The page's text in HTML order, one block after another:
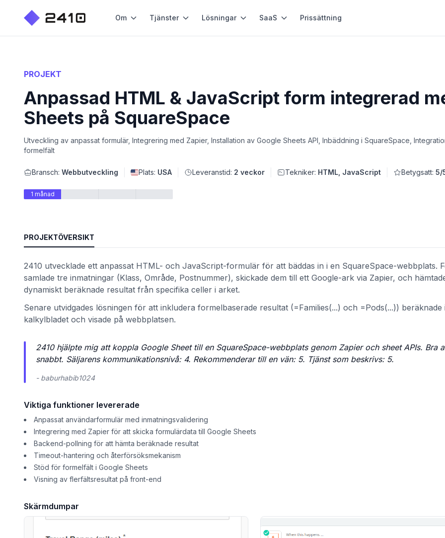
Om Tjänster Lösningar SaaS Prissättning
PROJEKT
Anpassad HTML & JavaScript form integrerad
Sheets på SquareSpace
Utveckling av anpassat formulär, Integrering med Zapier, Installation av Google Sheets API, Inbäddning i SquareSpace,
formelfält
Bransch: Webbutveckling Plats: USA Leveranstid: 2 veckor Tekniker: HTML, JavaScript Betygsatt: 5/
1 månad
PROJEKTÖVERSIKT
2410 utvecklade ett anpassat HTML- och JavaScript-formulär för att bäddas in i en SquareSpace-webbplats.
samlade tre inmatningar (Klass, Område, Postnummer), skickade dem till ett Google-ark via Zapier, och
dynamiskt beräknade resultat från specifika celler i arket.
Senare utvidgades lösningen för att inkludera formelbaserade resultat (=Families(...) och =Pods(...)) beräknade i
kalkylbladet och visade på webbplatsen.
2410 hjälpte mig att koppla Google Sheet till en SquareSpace-webbplats genom Zapier och sheet APIs. Bra
snabbt. Säljarens kommunikationsnivå: 4. Rekommenderar till en vän: 5. Tjänst som beskrivs: 5.
- baburhabib1024
Viktiga funktioner levererade
Anpassat användarformulär med inmatningsvalidering
Integrering med Zapier för att skicka formulärdata till Google Sheets
Backend-pollning för att hämta beräknade resultat
Timeout-hantering och återförsöksmekanism
Stöd för formelfält i Google Sheets
Visning av flerfältsresultat på front-end
Skärmdumpar